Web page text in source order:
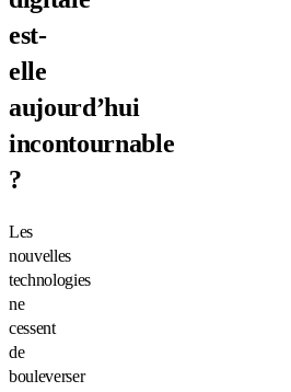
est-
elle
aujourd’hui
incontournable
?
Les
nouvelles
technologies
ne
cessent
de
bouleverser